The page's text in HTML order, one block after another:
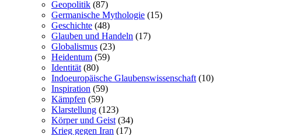
Geopolitik (87)
Germanische Mythologie (15)
Geschichte (48)
Glauben und Handeln (17)
Globalismus (23)
Heidentum (59)
Identität(80)
Indoeuropäische Glaubenswissenschaft(10)
Inspiration (59)
Kämpfen (59)
Klarstellung (123)
Körper und Geist(34)
Krieg gegen Iran (17)